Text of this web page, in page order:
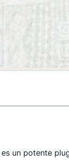
un potente